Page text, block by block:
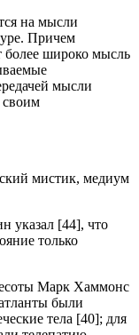
на мысли
Причем
более широко мысль
мысли
своим
мистик, медиум
указал [44], что
только
Марк Хаммонс
были
тела [40]; для